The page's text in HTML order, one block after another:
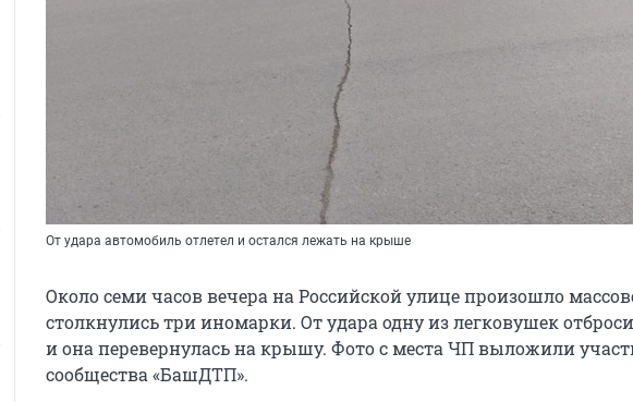
От удара автомобиль отлетел и остался лежать на крыше
Около семи часов вечера на Российской улице произошло
столкнулись три иномарки. От удара одну из легковушек
и она перевернулась на крышу. Фото с места ЧП выложили
сообщества «БашДТП».